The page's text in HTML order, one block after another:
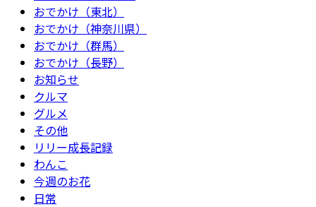
おでかけ（東北）
おでかけ（神奈川県）
おでかけ（群馬）
おでかけ（長野）
お知らせ
クルマ
グルメ
その他
リリー成長記録
わんこ
今週のお花
日常